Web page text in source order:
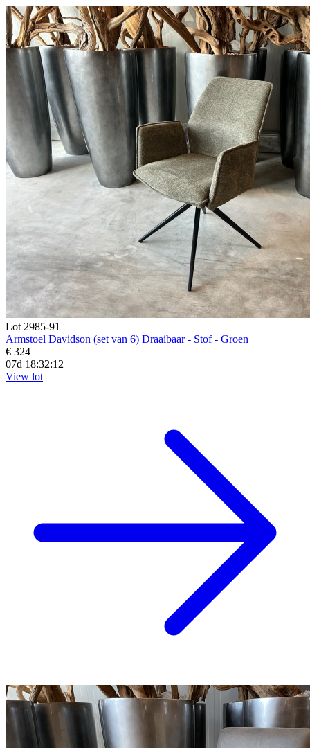
Lot 2985-91
Armstoel Davidson (set van 6) Draaibaar - Stof - Groen
€ 324
07d 18:32:10
View lot